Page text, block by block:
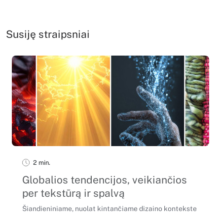
Susiję straipsniai
2 min.
Globalios tendencijos, veikiančios
per tekstūrą ir spalvą
Šiandieniniame, nuolat kintančiame dizaino kontekste